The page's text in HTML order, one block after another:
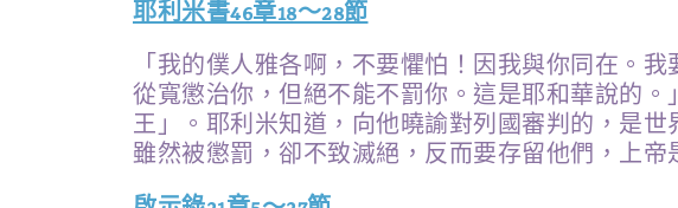
耶利米書46章18～28節
「我的僕人雅各啊，不要懼怕！因我與你同在。
從寬懲治你，但絕不能不罰你。這是耶和華說的
王」。耶利米知道，向他曉諭對列國審判的，是
雖然被懲罰，卻不致滅絕，反而要存留他們，上